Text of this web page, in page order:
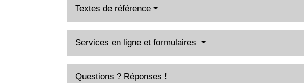
Textes de référence
Services en ligne et formulaires
Questions ? Réponses !